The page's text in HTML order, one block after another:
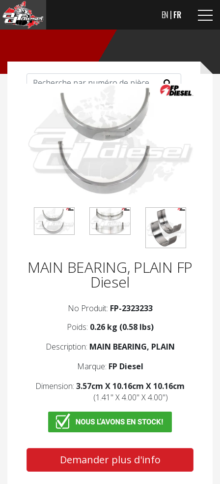
EN FR
MAIN BEARING, PLAIN FP
Diesel
No Produit: FP-2323233
Poids: 0.26 kg (0.58 lbs)
Description: MAIN BEARING, PLAIN
Marque: FP Diesel
Dimension: 3.57cm X 10.16cm X 10.16cm
(1.41'' X 4.00'' X 4.00'')
Demander plus d'info